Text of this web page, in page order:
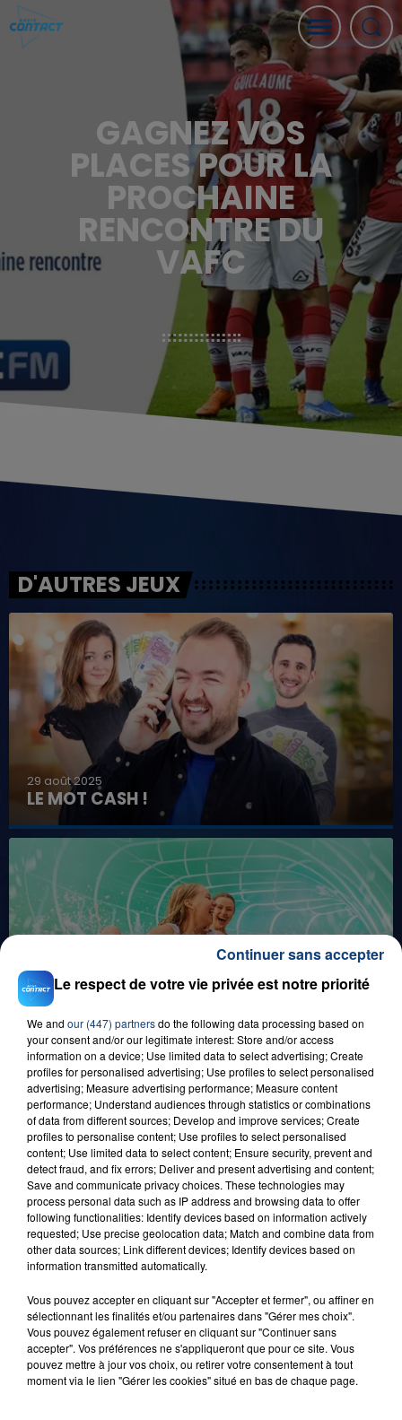
GAGNEZ VOS
PLACES POUR LA
PROCHAINE
RENCONTRE DU
VAFC
D'AUTRES JEUX
29 août 2025
LE MOT CASH !
1er août 2026
GAGNEZ VOS ENTRÉES POUR TOUTE LA
FAMILLE À PLOPSAQUA !
21 juillet 2026
GAGNEZ VOS ENTRÉES EN FAMILLE À
DENNLYS PARC !
LES LIVES
Le respect de votre vie privée est notre priorité
We and our (447) partnersdo the following data processing based on
your consent and/or our legitimate interest: Store and/or access
information on a device; Use limited data to select advertising; Create
profiles for personalised advertising; Use profiles to select personalised
advertising; Measure advertising performance; Measure content
performance; Understand audiences through statistics or combinations
of data from different sources; Develop and improve services; Create
profiles to personalise content; Use profiles to select personalised
content; Use limited data to select content; Ensure security, prevent and
detect fraud, and fix errors; Deliver and present advertising and content;
Save and communicate privacy choices. These technologies may
process personal data such as IP address and browsing data to offer
following functionalities: Identify devices based on information actively
requested; Use precise geolocation data; Match and combine data from
other data sources; Link different devices; Identify devices based on
information transmitted automatically.
Vous pouvez accepter en cliquant sur "Accepter et fermer", ou affiner en
sélectionnant les finalités et/ou partenaires dans "Gérer mes choix".
Vous pouvez également refuser en cliquant sur "Continuer sans
accepter". Vos préférences ne s'appliqueront que pour ce site. Vous
pouvez mettre à jour vos choix, ou retirer votre consentement à tout
moment via le lien "Gérer les cookies" situé en bas de chaque page.
Continuer sans accepter